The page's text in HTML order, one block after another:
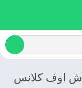
اوف كلانس